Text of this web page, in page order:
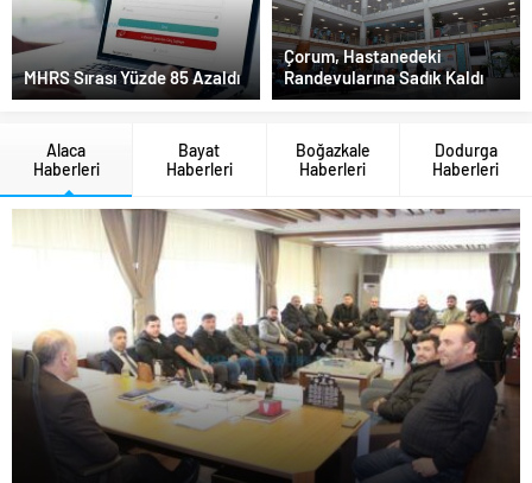
MHRS Sırası Yüzde 85 Azaldı
Çorum, Hastanedeki
Randevularına Sadık Kaldı
Alaca
Haberleri
Bayat
Haberleri
Boğazkale
Haberleri
Dodurga
Haberleri